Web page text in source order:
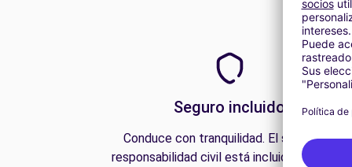
Seguro incluido
Conduce con tranquilidad. El seguro de
responsabilidad civil está incluido en todos